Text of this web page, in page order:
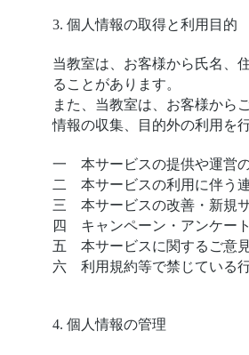
3. 個人情報の取得と利用目的
当教室は、お客様から氏名、
ることがあります。
また、当教室は、お客様から
情報の収集、目的外の利用を
一 本サービスの提供や運営
二 本サービスの利用に伴う
三 本サービスの改善・新規
四 キャンペーン・アンケー
五 本サービスに関するご意
六 利用規約等で禁じている
4. 個人情報の管理